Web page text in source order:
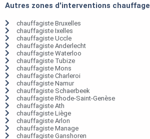
Autres zones d'interventions chauffage
chauffagiste Bruxelles
chauffagiste Ixelles
chauffagiste Uccle
chauffagiste Anderlecht
chauffagiste Waterloo
chauffagiste Tubize
chauffagiste Mons
chauffagiste Charleroi
chauffagiste Namur
chauffagiste Schaerbeek
chauffagiste Rhode-Saint-Genèse
chauffagiste Ath
chauffagiste Liège
chauffagiste Arlon
chauffagiste Manage
chauffagiste Ganshoren